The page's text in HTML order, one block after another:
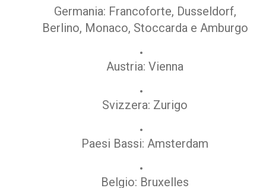
Germania: Francoforte, Dusseldorf,
Berlino, Monaco, Stoccarda e Amburgo
Austria: Vienna
Svizzera: Zurigo
Paesi Bassi: Amsterdam
Belgio: Bruxelles